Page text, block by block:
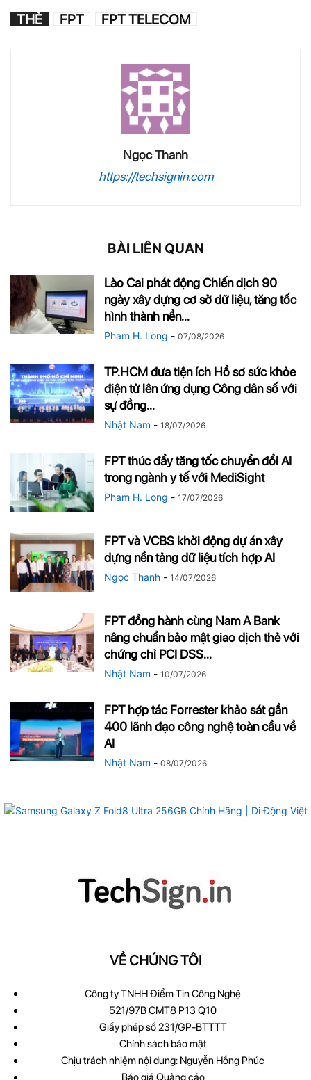
THẺ FPT FPT TELECOM
Ngọc Thanh
https://techsignin.com
BÀI LIÊN QUAN
Lào Cai phát động Chiến dịch 90
ngày xây dựng cơ sở dữ liệu, tăng tốc
hình thành nền...
Pham H. Long - 07/08/2026
TP.HCM đưa tiện ích Hồ sơ sức khỏe
điện tử lên ứng dụng Công dân số với
sự đồng...
Nhật Nam - 18/07/2026
FPT thúc đẩy tăng tốc chuyển đổi AI
trong ngành y tế với MediSight
Pham H. Long - 17/07/2026
FPT và VCBS khởi động dự án xây
dựng nền tảng dữ liệu tích hợp AI
Ngọc Thanh - 14/07/2026
FPT đồng hành cùng Nam A Bank
nâng chuẩn bảo mật giao dịch thẻ với
chứng chỉ PCI DSS...
Nhật Nam - 10/07/2026
FPT hợp tác Forrester khảo sát gần
400 lãnh đạo công nghệ toàn cầu về
AI
Nhật Nam - 08/07/2026
VỀ CHÚNG TÔI
Công ty TNHH Điểm Tin Công Nghệ
521/97B CMT8 P13 Q10
Giấy phép số 231/GP-BTTTT
Chính sách bảo mật
Chịu trách nhiệm nội dung: Nguyễn Hồng Phúc
Báo giá Quảng cáo